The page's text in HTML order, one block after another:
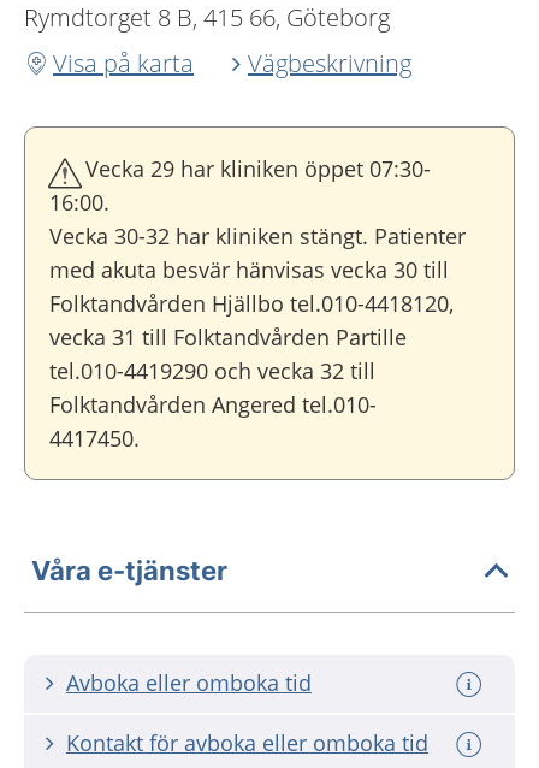
Rymdtorget 8 B, 415 66, Göteborg
Visa på karta
Vägbeskrivning
Vecka 29 har kliniken öppet 07:30-
16:00.
Vecka 30-32 har kliniken stängt. Patienter
med akuta besvär hänvisas vecka 30 till
Folktandvården Hjällbo tel.010-4418120,
vecka 31 till Folktandvården Partille
tel.010-4419290 och vecka 32 till
Folktandvården Angered tel.010-
4417450.
Våra e-tjänster
Avboka eller omboka tid
Kontakt för avboka eller omboka tid